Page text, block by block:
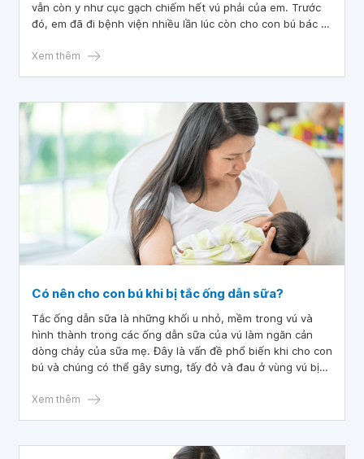
vẫn còn y như cục gạch chiếm hết vú phải của em. Trước
đó, em đã đi bệnh viện nhiều lần lúc còn cho con bú bác sĩ
Vậy bác sĩ cho em hỏi phương pháp điều trị nang sữa kích
Xem thêm
Có nên cho con bú khi bị tắc ống dẫn sữa?
Tắc ống dẫn sữa là những khối u nhỏ, mềm trong vú và
hình thành trong các ống dẫn sữa của vú làm ngăn cản
dòng chảy của sữa mẹ. Đây là vấn đề phổ biến khi cho con
bú và chúng có thể gây sưng, tấy đỏ và đau ở vùng vú bị
Xem thêm